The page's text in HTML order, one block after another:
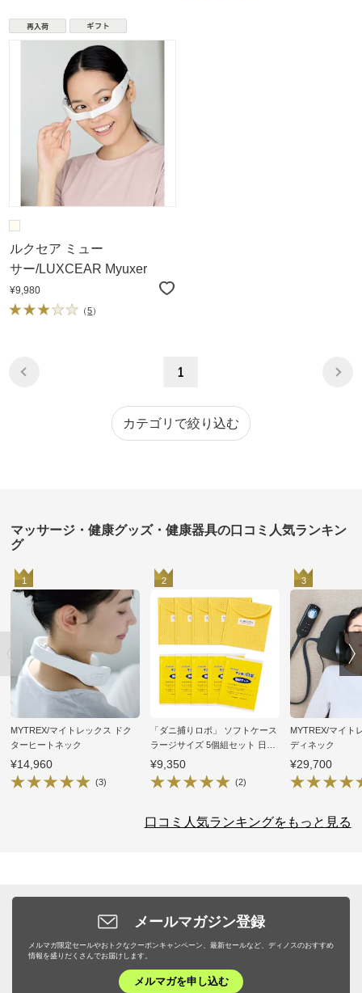
ルクセア ミュー
サー/LUXCEAR Myuxer
¥9,980
（5）
1
カテゴリで絞り込む
マッサージ・健康グッズ・健康器具の口コミ人気ランキン
グ
1
MYTREX/マイトレックス ドク
ターヒートネック
¥14,960
(3)
2
「ダニ捕りロボ」 ソフトケース
ラージサイズ 5個組セット 日革
研究所
¥9,350
(2)
3
MYTREX/マイト
ディネック
¥29,700
口コミ人気ランキングをもっと見る
メールマガジン登録
メルマガ限定セールやおトクなクーポンキャンペーン、最新セールなど、ディノスのおすすめ
情報を盛りだくさんでお届けします。
メルマガを申し込む